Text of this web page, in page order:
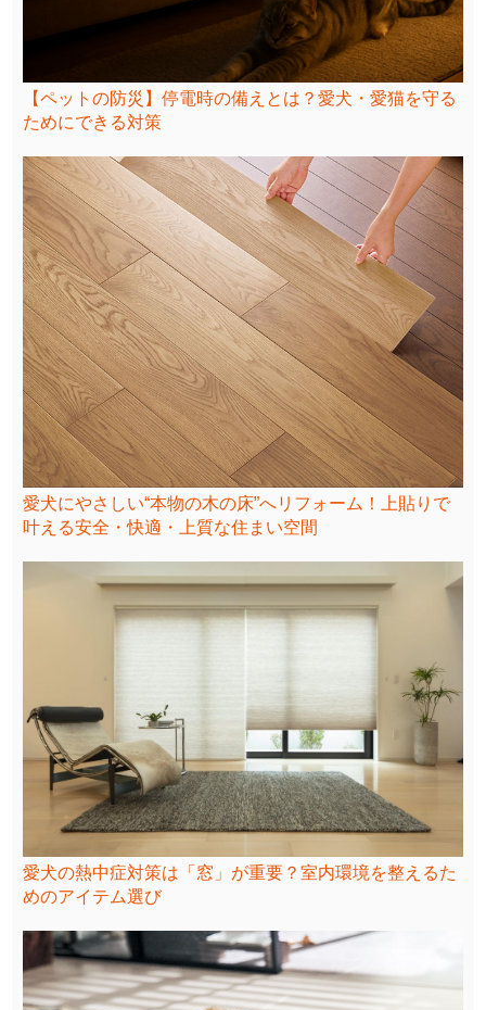
【ペットの防災】停電時の備えとは？愛犬・愛猫を守る
ためにできる対策
愛犬にやさしい“本物の木の床”へリフォーム！上貼りで
叶える安全・快適・上質な住まい空間
愛犬の熱中症対策は「窓」が重要？室内環境を整えるた
めのアイテム選び